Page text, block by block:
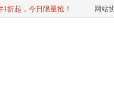
折起，今日限量抢！ 网站